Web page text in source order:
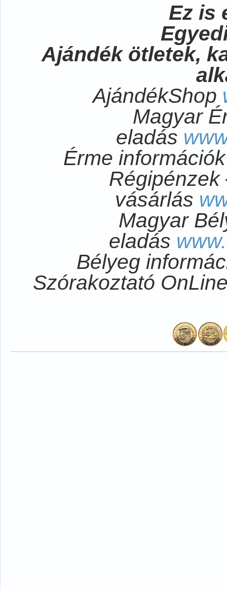
Ez is
Ajándék ötletek,
AjándékShop
Magyar
eladás
Érme
Régipénzek
vásárlás
Magyar
eladás
Bélyeg
Szórakoztató